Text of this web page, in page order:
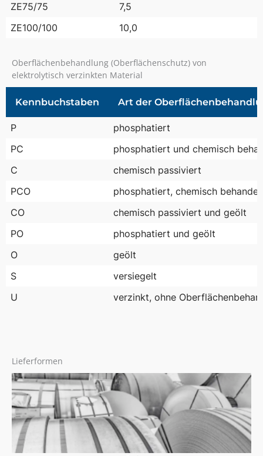
ZE75/75 7,5
ZE100/100
10,0
Oberflächenbehandlung (Oberflächenschutz) von
elektrolytisch verzinkten Material
Kennbuchstaben Art der
P
phosphatiert
PC
phosphatiert und chemisch
C
chemisch passiviert
PCO
phosphatiert, chemisch
CO
chemisch passiviert und geölt
PO
phosphatiert und geölt
O
geölt
S
versiegelt
U
verzinkt, ohne
Lieferformen